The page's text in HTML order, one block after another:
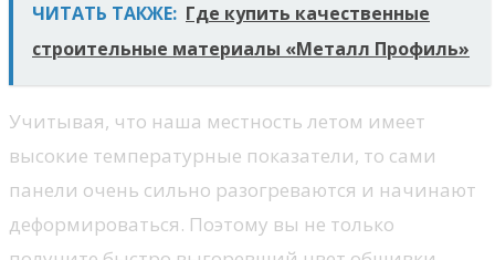
ЧИТАТЬ ТАКЖЕ: Где купить качественные
строительные материалы «Металл Профиль»
Учитывая, что наша местность летом имеет
высокие температурные показатели, то сами
панели очень сильно разогреваются и начинают
деформироваться. Поэтому вы не только